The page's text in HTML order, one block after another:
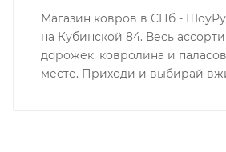
Магазин ковров в СПб -
на Кубинской 84. Весь
дорожек, ковролина и
месте. Приходи и выбирай